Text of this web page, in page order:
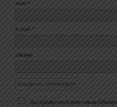
Nom *
E-mail *
Site web
Oui, ajoutez moi à votre liste de diffusion.